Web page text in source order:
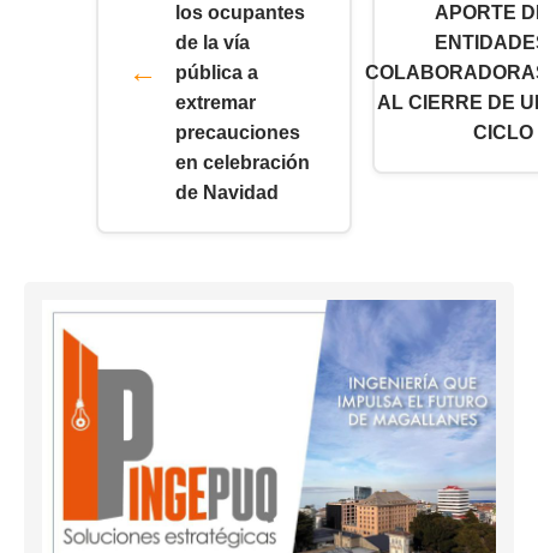
los ocupantes
de la vía
pública a
extremar
precauciones
en celebración
de Navidad
APORTE
AL CIERRE DE
CICLO